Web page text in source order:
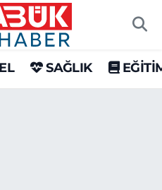
SAĞLIK
Haritası
ve Fikstür